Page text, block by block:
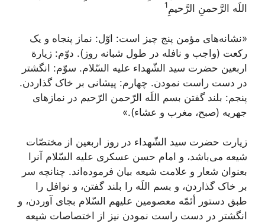
اللَه الرَّحمنِ الرَّحیمِ1
«نشانه‌های مؤمن پنج چیز است: اوّل: نماز پنجاه و یک
رکعت (واجب و نافله در طول شبانه روز). دوّم: زیارة
اربعین حضرت سید الشّهداء علیه السّلام. سوّم: انگشتر
در دست راست نمودن. چهارم: پیشانی بر خاک گذاردن.
پنجم: بلند گفتن بسم‌ اللَه ‌الرّحمن الرّحیم در نمازهای
جهریه (صبح، مغرب و عشاء).»
زیارت حضرت سید الشّهداء در روز اربعین از مختصّات
شیعه می‌باشد، و امام حسن عسکری علیه السّلام آنرا
بعنوان شعار و علامت شیعه بیان فرموده‌اند. چنانچه سر
بر خاک گذاردن، و بسم اللَه را بلند گفتن، و نوافل را
طبق دستور أئمّه معصومین علیهم السّلام بجای آوردن، و
انگشتر در دست راست نمودن نیز از اختصاصات شیعه